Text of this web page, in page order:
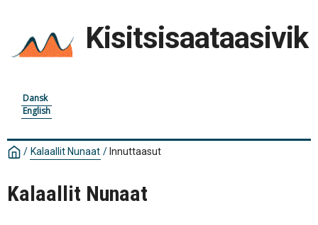
Kisitsisaataasivik
Dansk
English
/ Kalaallit Nunaat / Innuttaasut
Kalaallit Nunaat